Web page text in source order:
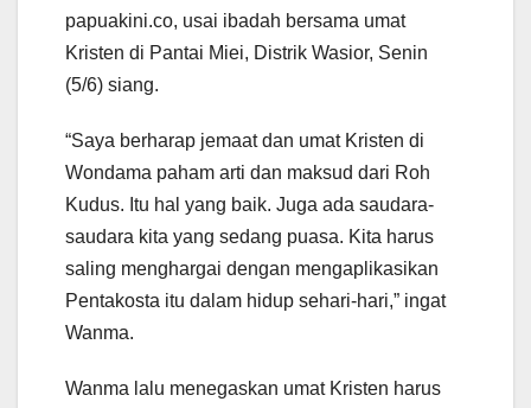
papuakini.co, usai ibadah bersama umat
Kristen di Pantai Miei, Distrik Wasior, Senin
(5/6) siang.
“Saya berharap jemaat dan umat Kristen di
Wondama paham arti dan maksud dari Roh
Kudus. Itu hal yang baik. Juga ada saudara-
saudara kita yang sedang puasa. Kita harus
saling menghargai dengan mengaplikasikan
Pentakosta itu dalam hidup sehari-hari,” ingat
Wanma.
Wanma lalu menegaskan umat Kristen harus